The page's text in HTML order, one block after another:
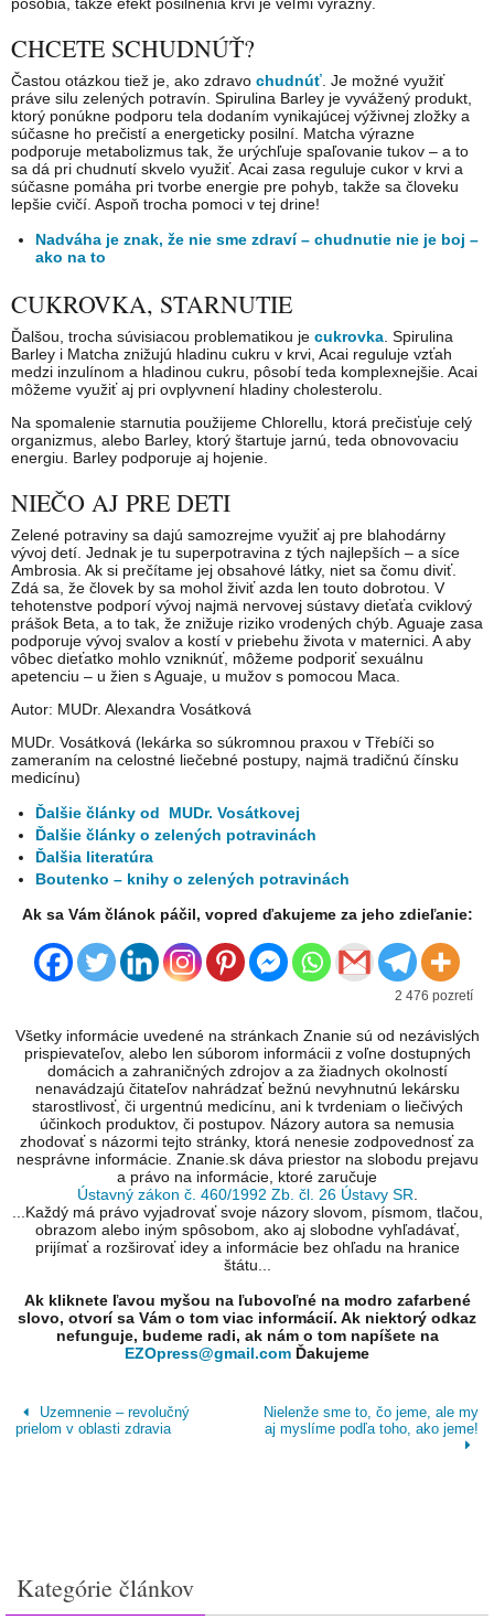
CHCETE SCHUDNÚŤ?
Častou otázkou tiež je, ako zdravo chudnúť . Je možné využiť
práve silu zelených potravín. Spirulina Barley je vyvážený produkt,
ktorý ponúkne podporu tela dodaním vynikajúcej výživnej zložky a
súčasne ho prečistí a energeticky posilní. Matcha výrazne
podporuje metabolizmus tak, že urýchľuje spaľovanie tukov – a to
sa dá pri chudnutí skvelo využiť. Acai zasa reguluje cukor v krvi a
súčasne pomáha pri tvorbe energie pre pohyb, takže sa človeku
lepšie cvičí. Aspoň trocha pomoci v tej drine!
Nadváha je znak, že nie sme zdraví – chudnutie nie je boj –
ako na to
CUKROVKA, STARNUTIE
Ďalšou, trocha súvisiacou problematikou je cukrovka . Spirulina
Barley i Matcha znižujú hladinu cukru v krvi, Acai reguluje vzťah
medzi inzulínom a hladinou cukru, pôsobí teda komplexnejšie. Acai
môžeme využiť aj pri ovplyvnení hladiny cholesterolu.
Na spomalenie starnutia použijeme Chlorellu, ktorá prečisťuje celý
organizmus, alebo Barley, ktorý štartuje jarnú, teda obnovovaciu
energiu. Barley podporuje aj hojenie.
NIEČO AJ PRE DETI
Zelené potraviny sa dajú samozrejme využiť aj pre blahodárny
vývoj detí. Jednak je tu superpotravina z tých najlepších – a síce
Ambrosia. Ak si prečítame jej obsahové látky, niet sa čomu diviť.
Zdá sa, že človek by sa mohol živiť azda len touto dobrotou. V
tehotenstve podporí vývoj najmä nervovej sústavy dieťaťa cviklový
prášok Beta, a to tak, že znižuje riziko vrodených chýb. Aguaje zasa
podporuje vývoj svalov a kostí v priebehu života v maternici. A aby
vôbec dieťatko mohlo vzniknúť, môžeme podporiť sexuálnu
apetenciu – u žien s Aguaje, u mužov s pomocou Maca.
Autor: MUDr. Alexandra Vosátková
MUDr. Vosátková (lekárka so súkromnou praxou v Třebíči so
zameraním na celostné liečebné postupy, najmä tradičnú čínsku
medicínu)
Ďalšie články od MUDr. Vosátkovej
Ďalšie články o zelených potravinách
Ďalšia literatúra
Boutenko – knihy o zelených potravinách
Ak sa Vám článok páčil, vopred ďakujeme za jeho zdieľanie:
2 476 pozretí
Všetky informácie uvedené na stránkach Znanie sú od nezávislých
prispievateľov, alebo len súborom informácii z voľne dostupných
domácich a zahraničných zdrojov a za žiadnych okolností
nenavádzajú čitateľov nahrádzať bežnú nevyhnutnú lekársku
starostlivosť, či urgentnú medicínu, ani k tvrdeniam o liečivých
účinkoch produktov, či postupov. Názory autora sa nemusia
zhodovať s názormi tejto stránky, ktorá nenesie zodpovednosť za
nesprávne informácie. Znanie.sk dáva priestor na slobodu prejavu
a právo na informácie, ktoré zaručuje
Ústavný zákon č. 460/1992 Zb. čl. 26 Ústavy SR
...Každý má právo vyjadrovať svoje názory slovom, písmom, tlačou,
obrazom alebo iným spôsobom, ako aj slobodne vyhľadávať,
prijímať a rozširovať idey a informácie bez ohľadu na hranice
štátu...
Ak kliknete ľavou myšou na ľubovoľné na modro zafarbené
slovo, otvorí sa Vám o tom viac informácií. Ak niektorý odkaz
nefunguje, budeme radi, ak nám o tom napíšete na
EZOpress@gmail.com Ďakujeme
Uzemnenie – revolučný
prielom v oblasti zdravia
Nielenže sme to, čo jeme, ale my
aj myslíme podľa toho, ako jeme!
Kategórie článkov